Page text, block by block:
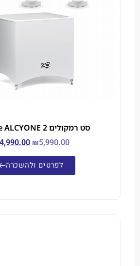
סט רמקולים Cabasse ALCYONE 2
₪
₪4,990.00
לפרטים ולהשכרה